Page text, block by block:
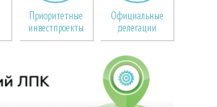
Приоритетные
инвестпроекты
Официальные
делегации